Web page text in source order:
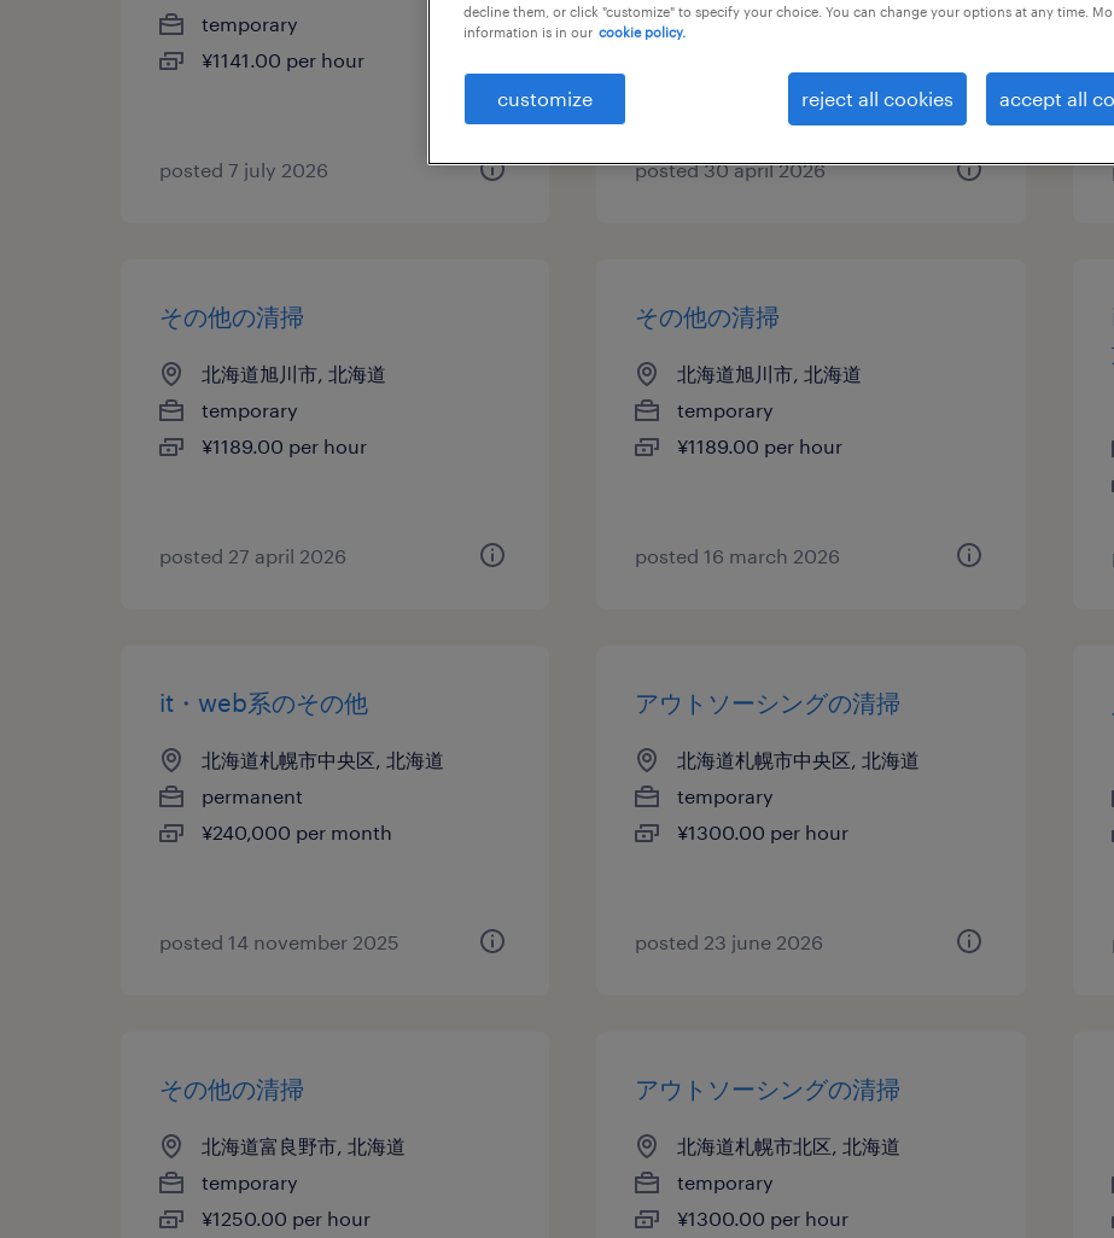
temporary
¥1141.00 per hour
posted 7 july 2026
temporary
posted 30 april 2026
その他の清掃
北海道旭川市, 北海道
temporary
¥1189.00 per hour
posted 27 april 2026
その他の清掃
北海道旭川市, 北海道
temporary
¥1189.00 per hour
posted 16 march 2026
it・web系のその他
北海道札幌市中央区, 北海道
permanent
¥240,000 per month
posted 14 november 2025
アウトソーシングの清掃
北海道札幌市中央区, 北海道
temporary
¥1300.00 per hour
posted 23 june 2026
その他の清掃
北海道富良野市, 北海道
temporary
¥1250.00 per hour
アウトソーシングの清掃
北海道札幌市北区, 北海道
temporary
¥1300.00 per hour
decline them, or click "customize" to specify your choice. You can change your options at any time.
information is in our cookie policy.
customize reject all cookies accept all